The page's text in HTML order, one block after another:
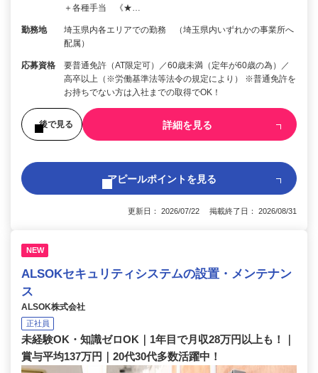
＋各種手当 《★…
勤務地
埼玉県内各エリアでの勤務 （埼玉県内いずれかの事業所へ
配属）
応募資格
要普通免許（AT限定可）／60歳未満（定年が60歳の為）／
高卒以上（※労働基準法等法令の規定により） ※普通免許を
お持ちでない方は入社までの取得でOK！
後で見る 詳細を見る
アピールポイントを見る
更新日： 2026/07/22 掲載終了日： 2026/08/31
NEW
ALSOKセキュリティシステムの設置・メンテナン
ス
ALSOK株式会社
正社員
未経験OK・知識ゼロOK｜1年目で月収28万円以上も！｜
賞与平均137万円｜20代30代多数活躍中！